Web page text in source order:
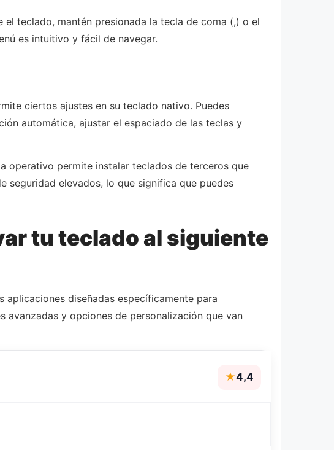
teclado, mantén presionada la tecla de coma (,) o el
es intuitivo y fácil de navegar.
ciertos ajustes en su teclado nativo. Puedes
automática, ajustar el espaciado de las teclas y
operativo permite instalar teclados de terceros que
seguridad elevados, lo que significa que puedes
tu teclado al siguiente
aplicaciones diseñadas específicamente para
y opciones de personalización que van
★4,4